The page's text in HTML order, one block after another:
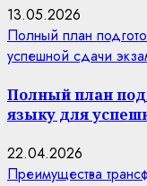
13.05.2026
Полный план
успешной сдачи
Полный план
языку для
22.04.2026
Преимущества